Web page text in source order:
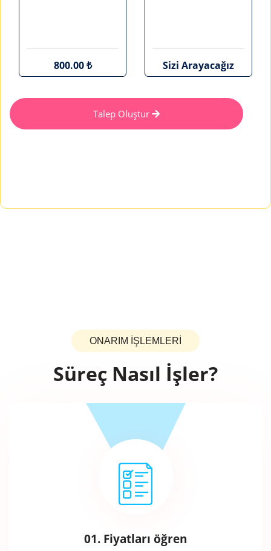
800.00 ₺ Sizi Arayacağız
Talep Oluştur
ONARIM İŞLEMLERİ
Süreç Nasıl İşler?
01. Fiyatları öğren